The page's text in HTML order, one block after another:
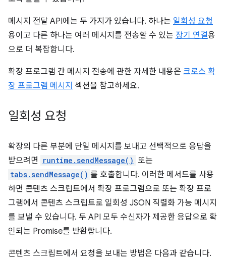
메시지 전달 API에는 두 가지가 있습니다. 하나는 일회성 요청
용이고 다른 하나는 여러 메시지를 전송할 수 있는 장기 연결용
으로 더 복잡합니다.
확장 프로그램 간 메시지 전송에 관한 자세한 내용은 크로스 확
장 프로그램 메시지 섹션을 참고하세요.
일회성 요청
확장의 다른 부분에 단일 메시지를 보내고 선택적으로 응답을
받으려면
runtime.sendMessage() 또는
tabs.sendMessage() 를 호출합니다. 이러한 메서드를 사용
하면 콘텐츠 스크립트에서 확장 프로그램으로 또는 확장 프로
그램에서 콘텐츠 스크립트로 일회성 JSON 직렬화 가능 메시지
를 보낼 수 있습니다. 두 API 모두 수신자가 제공한 응답으로 확
인되는 Promise를 반환합니다.
콘텐츠 스크립트에서 요청을 보내는 방법은 다음과 같습니다.